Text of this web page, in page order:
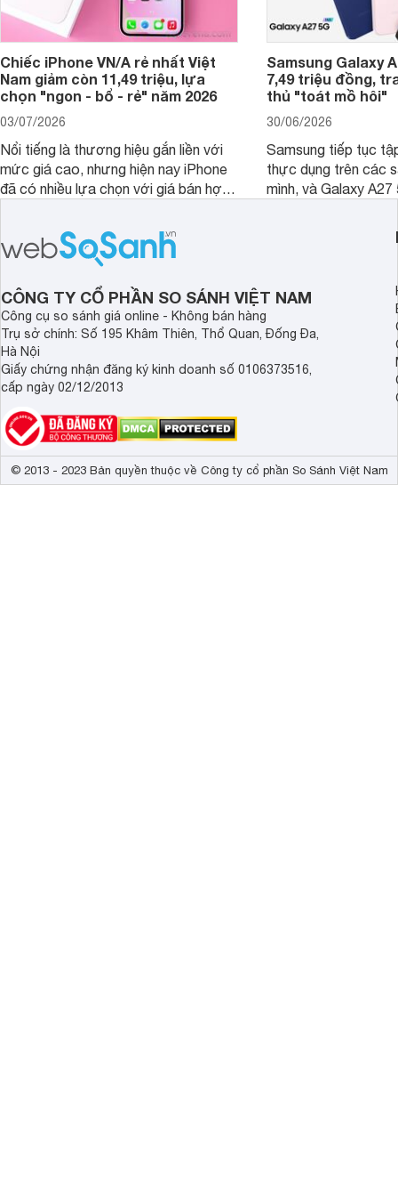
Chiếc iPhone VN/A rẻ nhất Việt
Nam giảm còn 11,49 triệu, lựa
chọn "ngon - bổ - rẻ" năm 2026
03/07/2026
Nổi tiếng là thương hiệu gắn liền với
mức giá cao, nhưng hiện nay iPhone
đã có nhiều lựa chọn với giá bán hợp
cận sản phẩm chính hãng.
Samsung Galaxy
7,49 triệu đồng,
thủ "toát mồ hôi"
30/06/2026
Samsung tiếp tục
thực dụng trên các
mình, và Galaxy
tới cho người dùng
lượng với nhiều
CÔNG TY CỔ PHẦN SO SÁNH VIỆT NAM
Công cụ so sánh giá online - Không bán hàng
Trụ sở chính: Số 195 Khâm Thiên, Thổ Quan, Đống Đa,
Hà Nội
Giấy chứng nhận đăng ký kinh doanh số 0106373516,
cấp ngày 02/12/2013
© 2013 - 2023 Bản quyền thuộc về Công ty cổ phần So Sánh Việt Nam